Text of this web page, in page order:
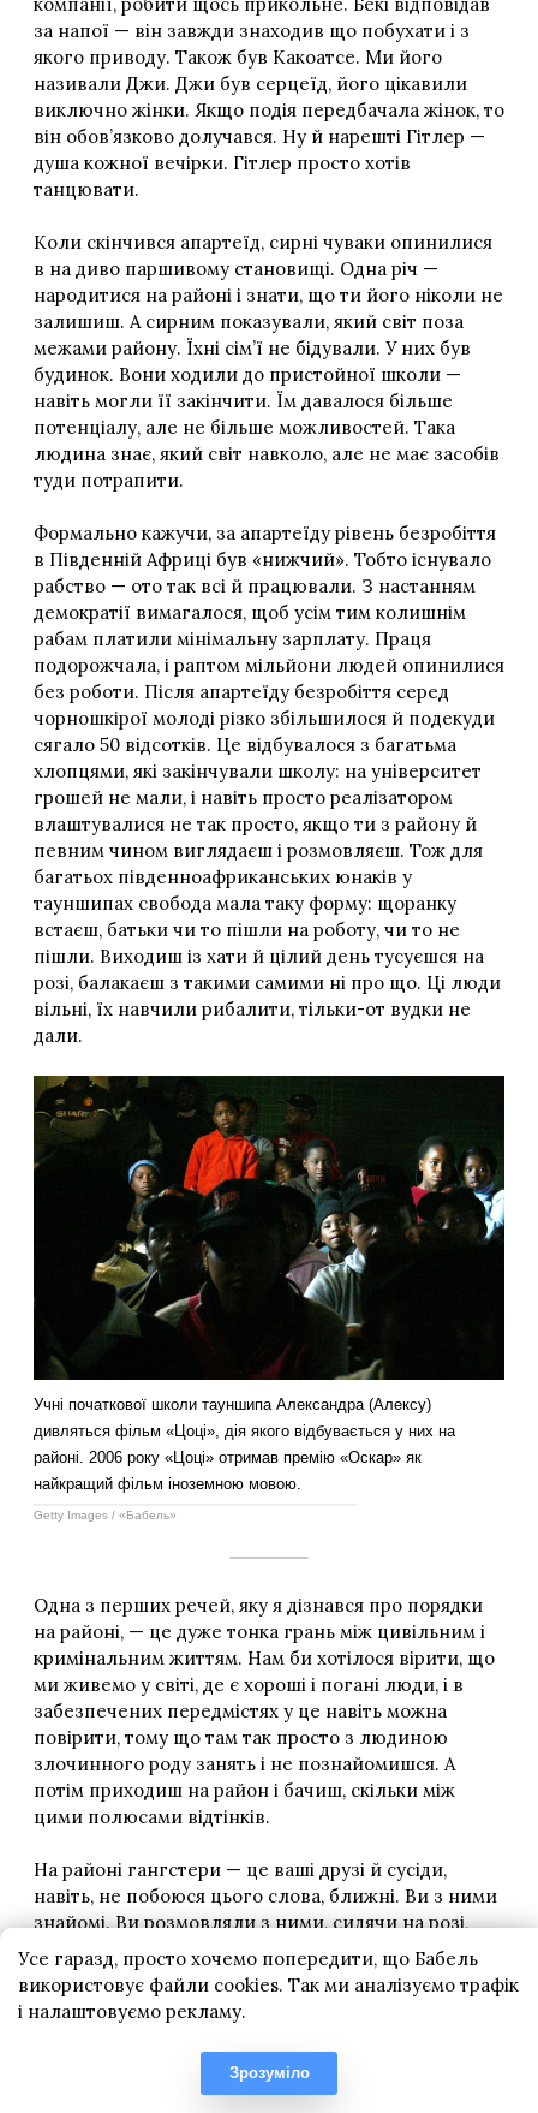
Усе гаразд, просто хочемо попередити, що Бабель
використовує файли cookies. Так ми аналізуємо трафік
і налаштовуємо рекламу.
Зрозуміло